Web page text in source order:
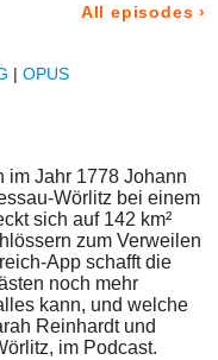
All episodes ›
| OPUS
im Jahr 1778 Johann
Wörlitz bei einem
sich auf 142 km²
zum Verweilen
App schafft die
noch mehr
kann, und welche
Reinhardt und
im Podcast.